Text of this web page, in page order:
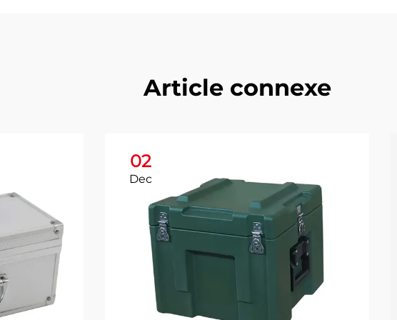
Article connexe
02
Dec